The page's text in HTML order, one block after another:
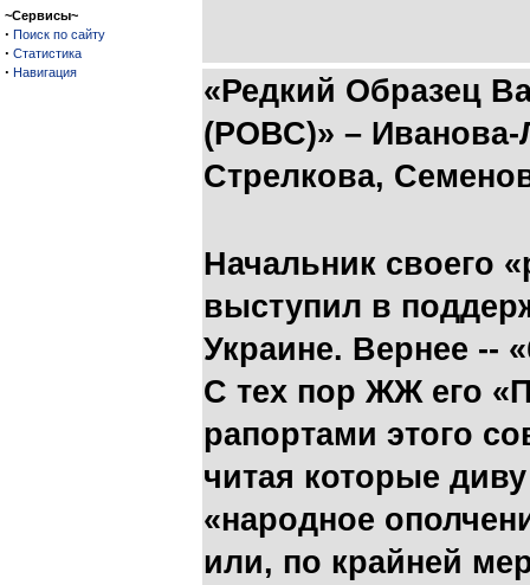
~Сервисы~
· Поиск по сайту
· Статистика
· Навигация
«Редкий Образец
(РОВС)» – Иванова-
Стрелкова,
Начальник своего
выступил в
Украине. Вернее --
С тех пор ЖЖ его
рапортами этого
читая которые
«народное
или, по крайней